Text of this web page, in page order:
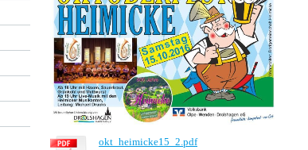
okt_heimicke15_2.pdf